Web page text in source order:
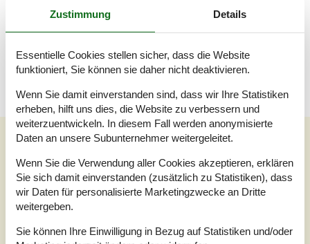
Wissenswertes
sind. Rauchen ist nicht zugelassen. Bei Nichtbeachtung dieses
Verbots wird eine Gebühr von mindestens EUR 420,- erhoben.
Externe Bewertungen
Unsere GästebewertungenExterne Bewertungen
4,1
Zustimmung Details
Essentielle Cookies stellen sicher, dass die Website
funktioniert, Sie können sie daher nicht deaktivieren.
Wenn Sie damit einverstanden sind, dass wir Ihre Statistiken
erheben, hilft uns dies, die Website zu verbessern und
weiterzuentwickeln. In diesem Fall werden anonymisierte
Daten an unsere Subunternehmer weitergeleitet.
Wenn Sie die Verwendung aller Cookies akzeptieren, erklären
Sie sich damit einverstanden (zusätzlich zu Statistiken), dass
wir Daten für personalisierte Marketingzwecke an Dritte
weitergeben.
Sie können Ihre Einwilligung in Bezug auf Statistiken und/oder